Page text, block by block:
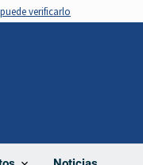
verificarlo